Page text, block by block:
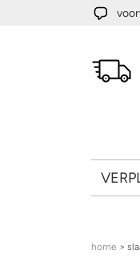
Overslaan en naar de
U
home >